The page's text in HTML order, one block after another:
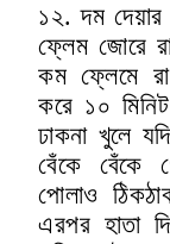
১২. দম
ফ্লেম জোরে
কম ফ্লেমে
করে ১০
ঢাকনা খুলে
বেঁকে বেঁকে
পোলাও
এরপর হাতা